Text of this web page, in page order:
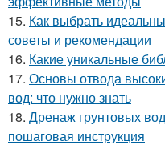
15. Как выбрать
советы и рекомендации
16. Какие уникальные
17. Основы отвода
вод: что нужно знать
18. Дренаж грунтовых
пошаговая инструкция